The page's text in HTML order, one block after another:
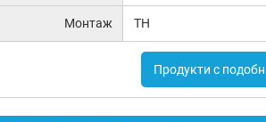
Монтаж TH
Продукти с